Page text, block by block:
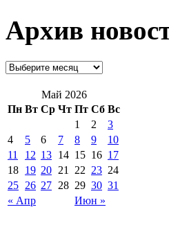
Архив
Май 2026
Пн Вт Ср Чт Пт Сб Вс
« Апр Июн »
1 2
3
4
5 6 7 8 9
10
11
12 13 14 15 16 17
18 19 20 21 22 23 24
25 26 27 28 29 30 31